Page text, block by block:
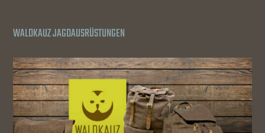
WALDKAUZ JAGDAUSRÜSTUNGEN